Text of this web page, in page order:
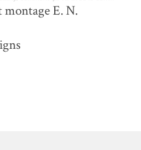
E. N.